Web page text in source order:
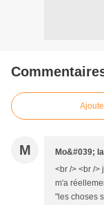
M Mo&#039;
<br /> <br />
m'a
"les choses